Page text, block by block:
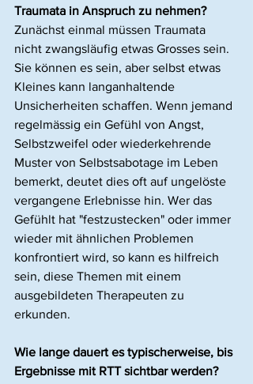
Traumata in Anspruch zu nehmen?
Zunächst einmal müssen Traumata
nicht zwangsläufig etwas Grosses sein.
Sie können es sein, aber selbst etwas
Kleines kann langanhaltende
Unsicherheiten schaffen. Wenn jemand
regelmässig ein Gefühl von Angst,
Selbstzweifel oder wiederkehrende
Muster von Selbstsabotage im Leben
bemerkt, deutet dies oft auf ungelöste
vergangene Erlebnisse hin. Wer das
Gefühlt hat "festzustecken" oder immer
wieder mit ähnlichen Problemen
konfrontiert wird, so kann es hilfreich
sein, diese Themen mit einem
ausgebildeten Therapeuten zu
erkunden.
Wie lange dauert es typischerweise, bis
Ergebnisse mit RTT sichtbar werden?